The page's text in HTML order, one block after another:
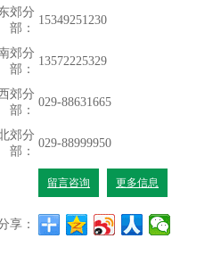
郊分
部：
15349251230
郊分
部：
13572225329
郊分
部：
029-88631665
郊分
部：
029-88999950
留言咨询 更多信息
享：